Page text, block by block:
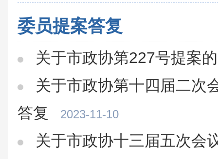
委员提案答复
关于市政协第227号提案
关于市政协第十四届二次
答复
2023-11-10
关于市政协十三届五次会